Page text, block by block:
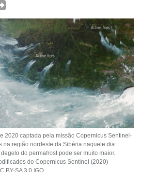
2020 captada pela missão Copernicus Sentinel-
na região nordeste da Sibéria naquele dia:
do permafrost pode ser muito maior.
do Copernicus Sentinel (2020)
BY-SA 3.0 IGO